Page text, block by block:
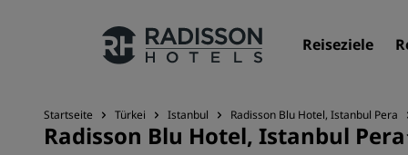
Reiseziele
Unsere Marken
Startseite Türkei Istanbul Radisson Blu Hotel, Istanbul Pera
Radisson Blu Hotel, Istanbul Pera